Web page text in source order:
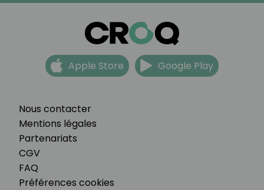
Nous contacter
Mentions légales
Partenariats
CGV
FAQ
Préférences cookies
Apple Store Google Play